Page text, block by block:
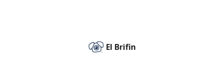
El Brifin